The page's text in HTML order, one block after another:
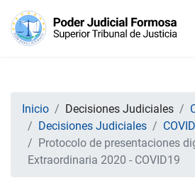
Inicio Decisiones Judiciales
Decisiones Judiciales
Protocolo de presentaciones
Extraordinaria 2020 - COVID19